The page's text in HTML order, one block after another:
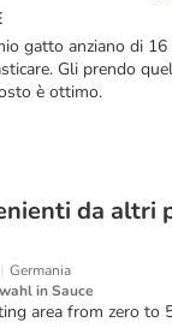
gatto anziano di
Gli prendo
è ottimo.
da altri
| Germania
in Sauce
area from zero to